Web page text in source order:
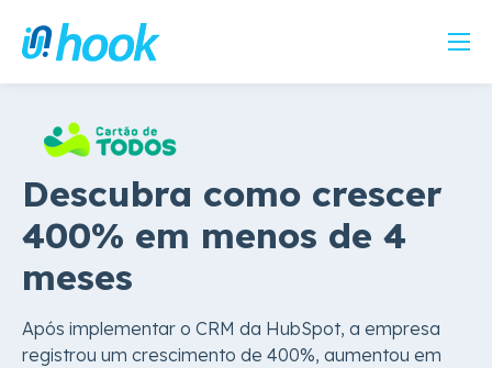
Descubra como crescer
400% em menos de 4
meses
Após implementar o CRM da HubSpot, a empresa
registrou um crescimento de 400%, aumentou em